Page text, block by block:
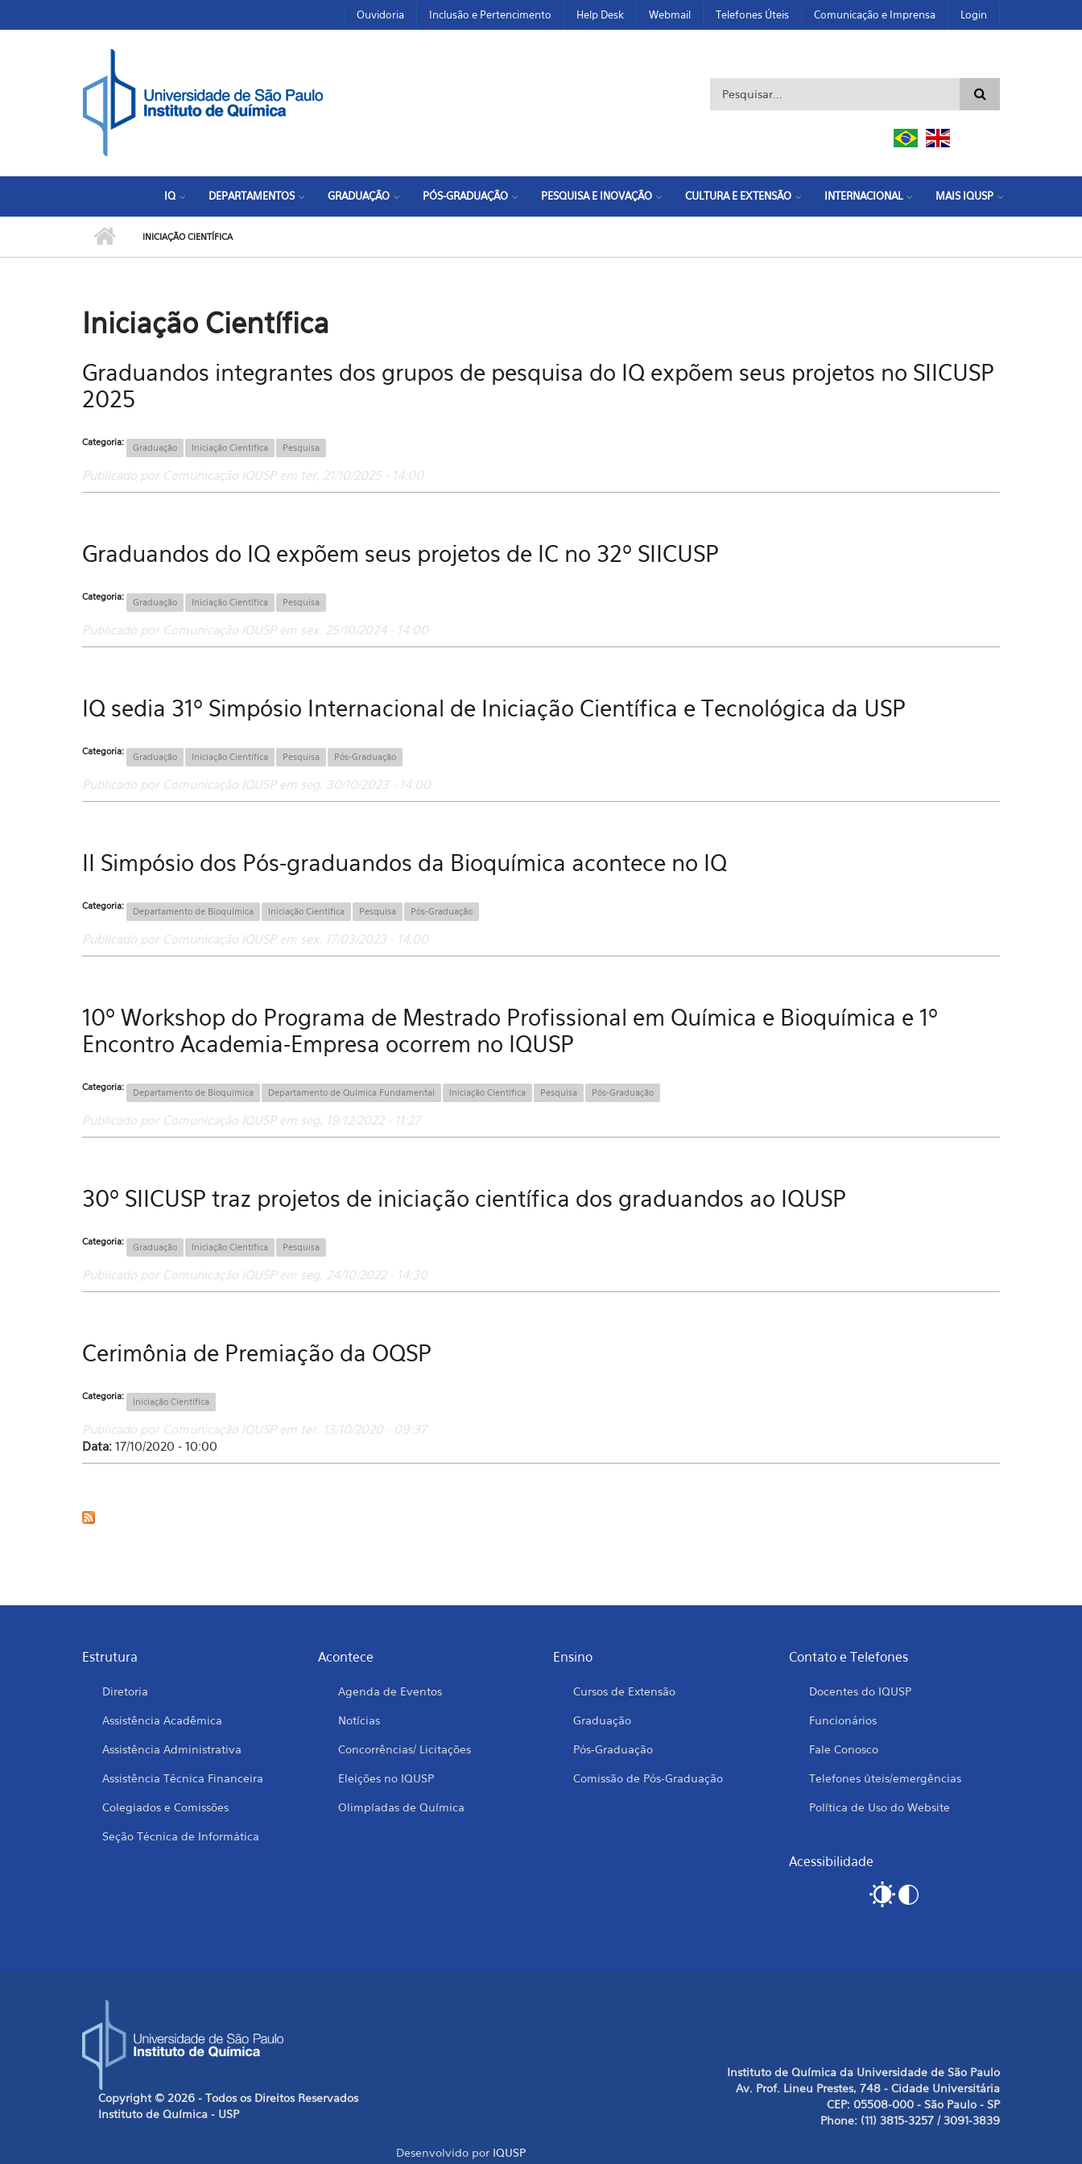
Ouvidoria Inclusão e Pertencimento Help Desk Webmail Telefones Úteis Comunicação e Imprensa Login
Formulário de busca
IQ DEPARTAMENTOS GRADUAÇÃO PÓS-GRADUAÇÃO PESQUISA E INOVAÇÃO CULTURA E EXTENSÃO INTERNACIONAL MAIS IQUSP
INICIAÇÃO CIENTÍFICA
Iniciação Científica
Graduandos integrantes dos grupos de pesquisa do IQ expõem seus projetos no SIICUSP
2025
Categoria: Graduação Iniciação Científica Pesquisa
Publicado por Comunicação IQUSP em ter, 21/10/2025 - 14:00
Graduandos do IQ expõem seus projetos de IC no 32º SIICUSP
Categoria: Graduação Iniciação Científica Pesquisa
Publicado por Comunicação IQUSP em sex, 25/10/2024 - 14:00
IQ sedia 31º Simpósio Internacional de Iniciação Científica e Tecnológica da USP
Categoria: Graduação Iniciação Científica Pesquisa Pós-Graduação
Publicado por Comunicação IQUSP em seg, 30/10/2023 - 14:00
II Simpósio dos Pós-graduandos da Bioquímica acontece no IQ
Categoria: Departamento de Bioquímica Iniciação Científica Pesquisa Pós-Graduação
Publicado por Comunicação IQUSP em sex, 17/03/2023 - 14:00
10º Workshop do Programa de Mestrado Profissional em Química e Bioquímica e 1º
Encontro Academia-Empresa ocorrem no IQUSP
Categoria: Departamento de Bioquímica Departamento de Química Fundamental Iniciação Científica Pesquisa Pós-Graduação
Publicado por Comunicação IQUSP em seg, 19/12/2022 - 11:27
30º SIICUSP traz projetos de iniciação científica dos graduandos ao IQUSP
Categoria: Graduação Iniciação Científica Pesquisa
Publicado por Comunicação IQUSP em seg, 24/10/2022 - 14:30
Cerimônia de Premiação da OQSP
Categoria: Iniciação Científica
Publicado por Comunicação IQUSP em ter, 13/10/2020 - 09:37
Data: 17/10/2020 - 10:00
Estrutura
Diretoria
Assistência Acadêmica
Assistência Administrativa
Assistência Técnica Financeira
Colegiados e Comissões
Seção Técnica de Informática
Acontece
Agenda de Eventos
Notícias
Concorrências/ Licitações
Eleições no IQUSP
Olimpíadas de Química
Ensino
Cursos de Extensão
Graduação
Pós-Graduação
Comissão de Pós-Graduação
Contato e Telefones
Docentes do IQUSP
Funcionários
Fale Conosco
Telefones úteis/emergências
Política de Uso do Website
Acessibilidade
Copyright © 2026 - Todos os Direitos Reservados
Instituto de Química - USP
Instituto de Química da Universidade de São Paulo
Av. Prof. Lineu Prestes, 748 - Cidade Universitária
CEP: 05508-000 - São Paulo - SP
Phone: (11) 3815-3257 / 3091-3839
Desenvolvido por IQUSP